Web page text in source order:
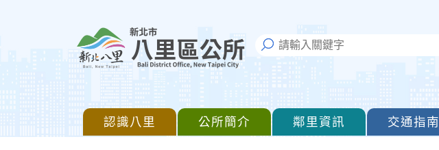
認識八里 公所簡介 鄰里資訊 交通指南